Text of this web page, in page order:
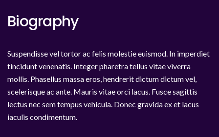
Biography
Suspendisse vel tortor ac felis molestie euismod. In imperdiet
tincidunt venenatis. Integer pharetra tellus vitae viverra
mollis. Phasellus massa eros, hendrerit dictum dictum vel,
scelerisque ac ante. Mauris vitae orci lacus. Fusce sagittis
lectus nec sem tempus vehicula. Donec gravida ex et lacus
iaculis condimentum.